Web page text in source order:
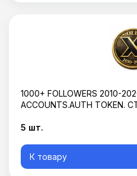
1000+ FOLLOWERS 2010-
ACCOUNTS.AUTH TOKEN.
5 шт.
К товару